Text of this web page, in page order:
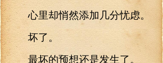
心里却悄然添加几分忧虑。
坏了。
最坏的预想还是发生了。